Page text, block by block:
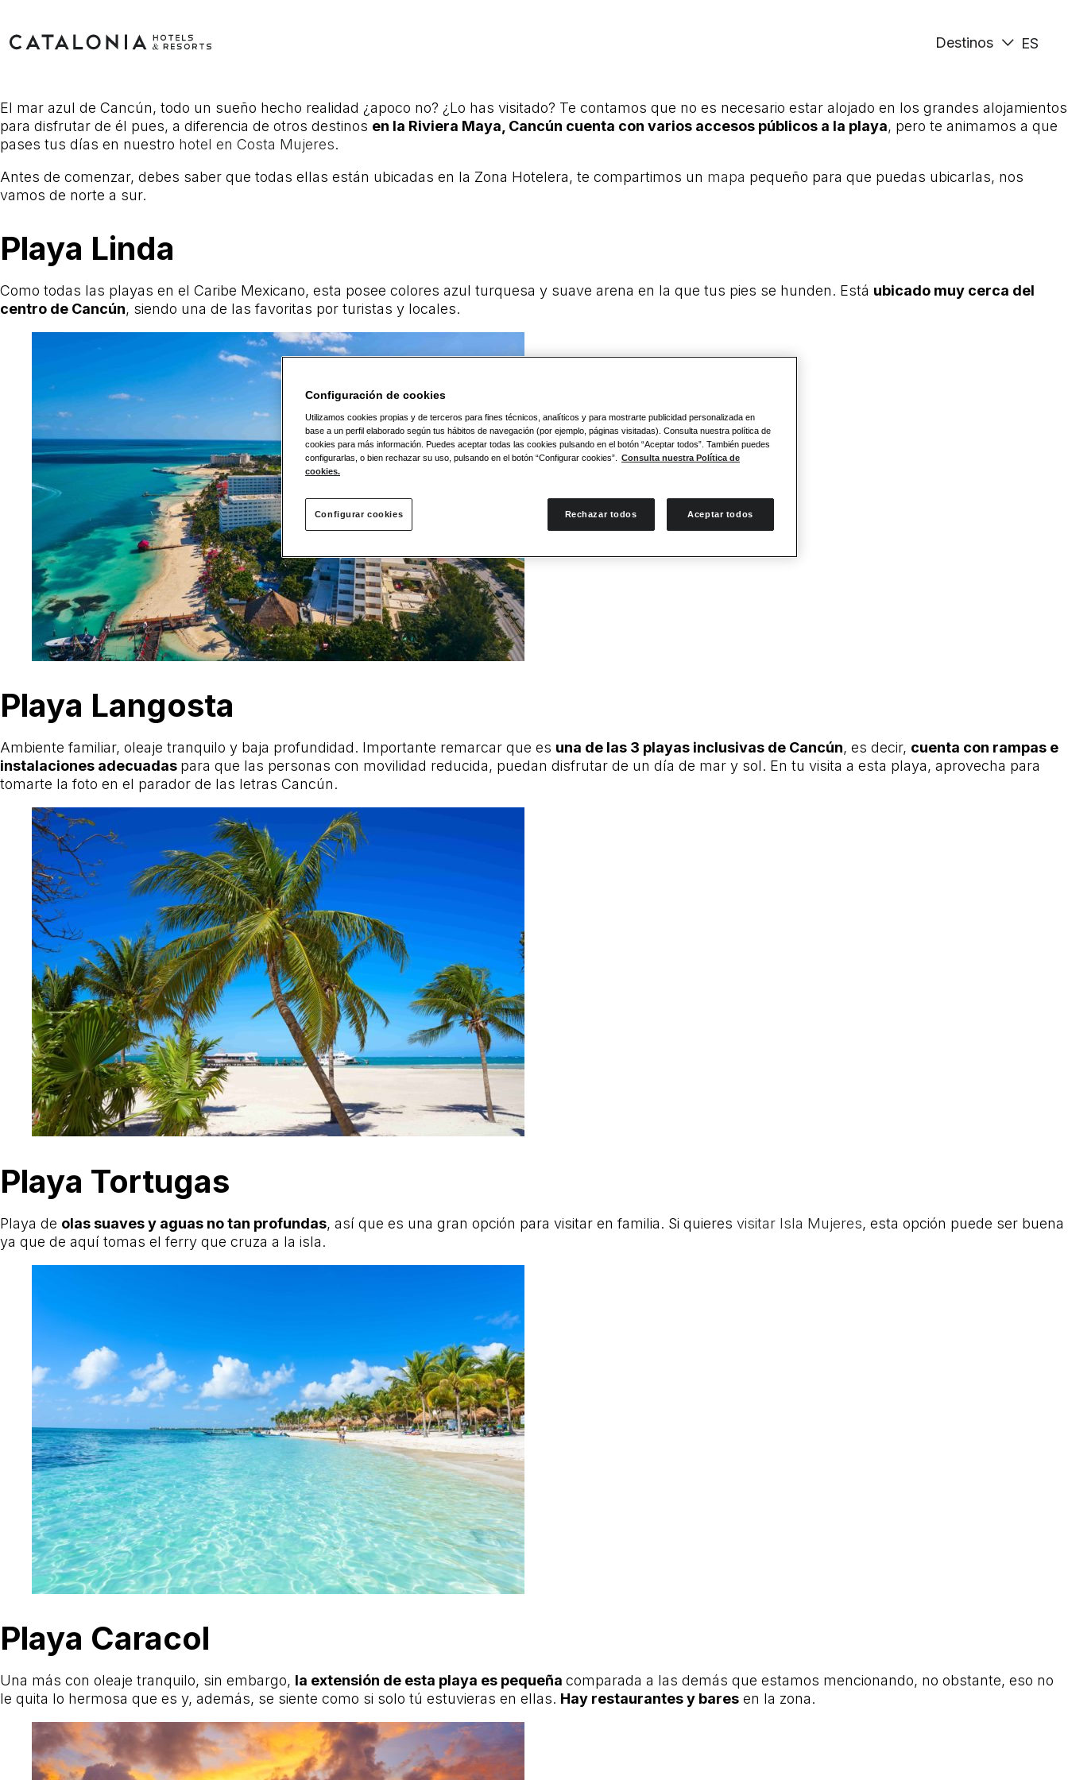
Destinos ES
El mar azul de Cancún, todo un sueño hecho realidad ¿apoco no? ¿Lo has visitado? Te contamos que no es necesario estar alojado en los grandes alojamientos
para disfrutar de él pues, a diferencia de otros destinos en la Riviera Maya, Cancún cuenta con varios accesos públicos a la playa, pero te animamos a que
pases tus días en nuestro hotel en Costa Mujeres.
Antes de comenzar, debes saber que todas ellas están ubicadas en la Zona Hotelera, te compartimos un mapa pequeño para que puedas ubicarlas, nos
vamos de norte a sur.
Playa Linda
Como todas las playas en el Caribe Mexicano, esta posee colores azul turquesa y suave arena en la que tus pies se hunden. Está ubicado muy cerca del
centro de Cancún, siendo una de las favoritas por turistas y locales.
Playa Langosta
Ambiente familiar, oleaje tranquilo y baja profundidad. Importante remarcar que es una de las 3 playas inclusivas de Cancún, es decir, cuenta con rampas e
instalaciones adecuadas para que las personas con movilidad reducida, puedan disfrutar de un día de mar y sol. En tu visita a esta playa, aprovecha para
tomarte la foto en el parador de las letras Cancún.
Playa Tortugas
Playa de olas suaves y aguas no tan profundas, así que es una gran opción para visitar en familia. Si quieres visitar Isla Mujeres, esta opción puede ser buena
ya que de aquí tomas el ferry que cruza a la isla.
Playa Caracol
Una más con oleaje tranquilo, sin embargo, la extensión de esta playa es pequeña comparada a las demás que estamos mencionando, no obstante, eso no
le quita lo hermosa que es y, además, se siente como si solo tú estuvieras en ellas. Hay restaurantes y bares en la zona.
Configuración de cookies
Utilizamos cookies propias y de terceros para fines técnicos, analíticos y para mostrarte publicidad personalizada en
base a un perfil elaborado según tus hábitos de navegación (por ejemplo, páginas visitadas). Consulta nuestra política de
cookies para más información. Puedes aceptar todas las cookies pulsando en el botón “Aceptar todos”. También puedes
configurarlas, o bien rechazar su uso, pulsando en el botón “Configurar cookies”.
Consulta nuestra Política de
cookies.
Configurar cookies Rechazar todos Aceptar todos